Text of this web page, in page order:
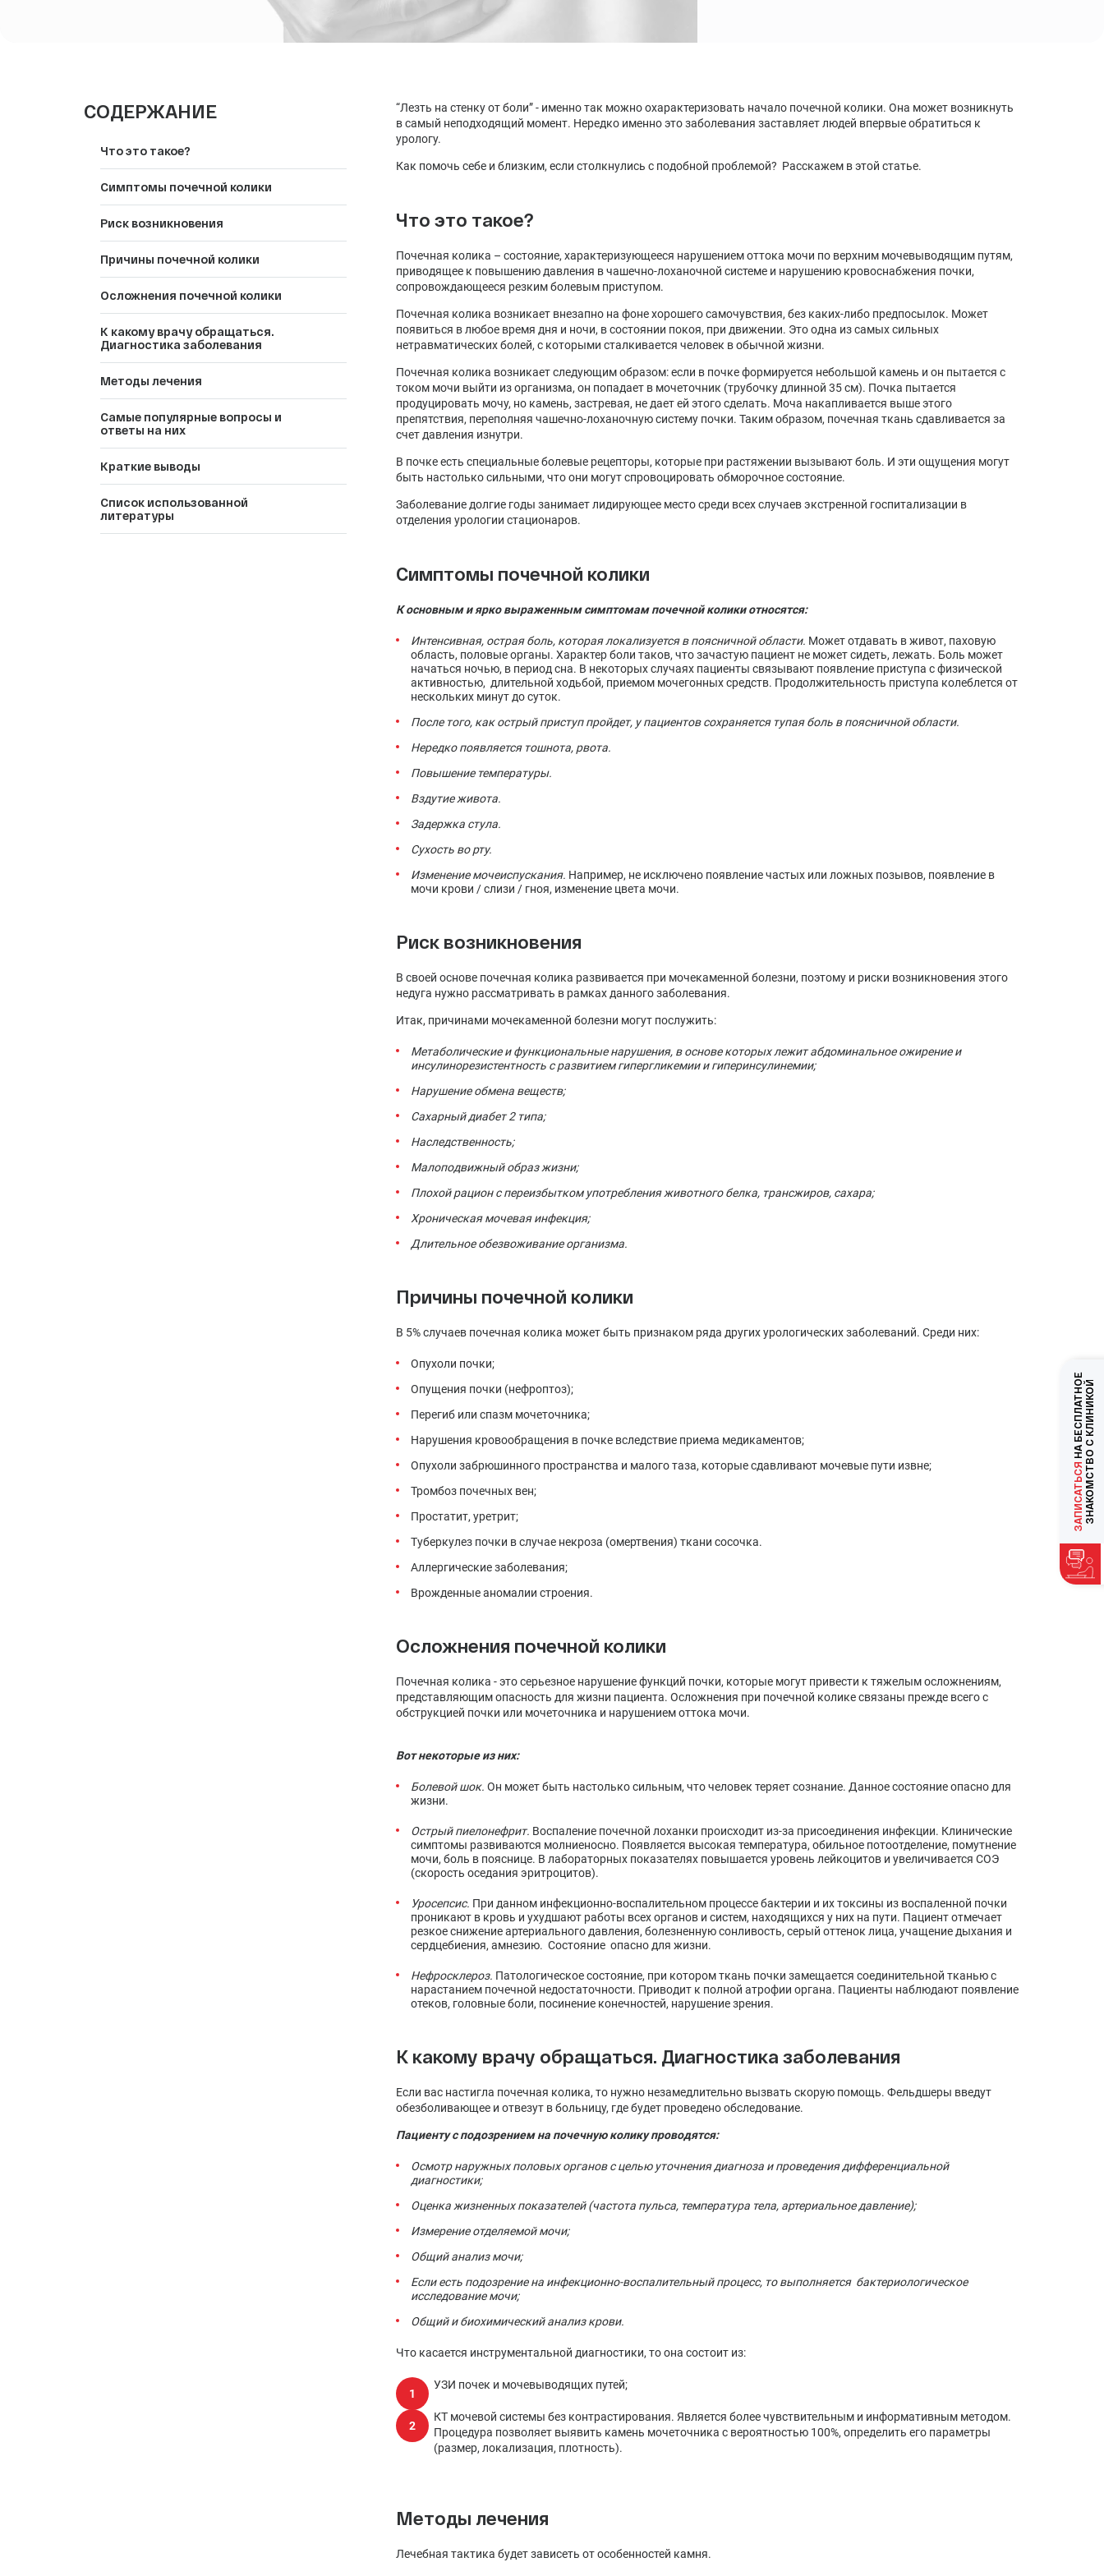
Лечение климакса
СОДЕРЖАНИЕ
Что это такое?
Симптомы почечной колики
Риск возникновения
Причины почечной колики
Осложнения почечной колики
К какому врачу обращаться.
Диагностика заболевания
Методы лечения
Самые популярные вопросы и
ответы на них
Краткие выводы
Список использованной
литературы
“Лезть на стенку от боли” - именно так можно охарактеризовать начало почечной колики. Она может возникнуть
в самый неподходящий момент. Нередко именно это заболевания заставляет людей впервые обратиться к
урологу.
Как помочь себе и близким, если столкнулись с подобной проблемой? Расскажем в этой статье.
Что это такое?
Почечная колика – состояние, характеризующееся нарушением оттока мочи по верхним мочевыводящим путям,
приводящее к повышению давления в чашечно-лоханочной системе и нарушению кровоснабжения почки,
сопровождающееся резким болевым приступом.
Почечная колика возникает внезапно на фоне хорошего самочувствия, без каких-либо предпосылок. Может
появиться в любое время дня и ночи, в состоянии покоя, при движении. Это одна из самых сильных
нетравматических болей, с которыми сталкивается человек в обычной жизни.
Почечная колика возникает следующим образом: если в почке формируется небольшой камень и он пытается с
током мочи выйти из организма, он попадает в мочеточник (трубочку длинной 35 см). Почка пытается
продуцировать мочу, но камень, застревая, не дает ей этого сделать. Моча накапливается выше этого
препятствия, переполняя чашечно-лоханочную систему почки. Таким образом, почечная ткань сдавливается за
счет давления изнутри.
В почке есть специальные болевые рецепторы, которые при растяжении вызывают боль. И эти ощущения могут
быть настолько сильными, что они могут спровоцировать обморочное состояние.
Заболевание долгие годы занимает лидирующее место среди всех случаев экстренной госпитализации в
отделения урологии стационаров.
Симптомы почечной колики
К основным и ярко выраженным симптомам почечной колики относятся:
Интенсивная, острая боль, которая локализуется в поясничной области. Может отдавать в живот, паховую
область, половые органы. Характер боли таков, что зачастую пациент не может сидеть, лежать. Боль может
начаться ночью, в период сна. В некоторых случаях пациенты связывают появление приступа с физической
активностью, длительной ходьбой, приемом мочегонных средств. Продолжительность приступа колеблется от
нескольких минут до суток.
После того, как острый приступ пройдет, у пациентов сохраняется тупая боль в поясничной области.
Нередко появляется тошнота, рвота.
Повышение температуры.
Вздутие живота.
Задержка стула.
Сухость во рту.
Изменение мочеиспускания. Например, не исключено появление частых или ложных позывов, появление в
мочи крови / слизи / гноя, изменение цвета мочи.
Риск возникновения
В своей основе почечная колика развивается при мочекаменной болезни, поэтому и риски возникновения этого
недуга нужно рассматривать в рамках данного заболевания.
Итак, причинами мочекаменной болезни могут послужить:
Метаболические и функциональные нарушения, в основе которых лежит абдоминальное ожирение и
инсулинорезистентность с развитием гипергликемии и гиперинсулинемии;
Нарушение обмена веществ;
Сахарный диабет 2 типа;
Наследственность;
Малоподвижный образ жизни;
Плохой рацион с переизбытком употребления животного белка, трансжиров, сахара;
Хроническая мочевая инфекция;
Длительное обезвоживание организма.
Причины почечной колики
В 5% случаев почечная колика может быть признаком ряда других урологических заболеваний. Среди них:
Опухоли почки;
Опущения почки (нефроптоз);
Перегиб или спазм мочеточника;
Нарушения кровообращения в почке вследствие приема медикаментов;
Опухоли забрюшинного пространства и малого таза, которые сдавливают мочевые пути извне;
Тромбоз почечных вен;
Простатит, уретрит;
Туберкулез почки в случае некроза (омертвения) ткани сосочка.
Аллергические заболевания;
Врожденные аномалии строения.
Осложнения почечной колики
Почечная колика - это серьезное нарушение функций почки, которые могут привести к тяжелым осложнениям,
представляющим опасность для жизни пациента. Осложнения при почечной колике связаны прежде всего с
обструкцией почки или мочеточника и нарушением оттока мочи.
Вот некоторые из них:
Болевой шок. Он может быть настолько сильным, что человек теряет сознание. Данное состояние опасно для
жизни.
Острый пиелонефрит. Воспаление почечной лоханки происходит из-за присоединения инфекции. Клинические
симптомы развиваются молниеносно. Появляется высокая температура, обильное потоотделение, помутнение
мочи, боль в пояснице. В лабораторных показателях повышается уровень лейкоцитов и увеличивается СОЭ
(скорость оседания эритроцитов).
Уросепсис. При данном инфекционно-воспалительном процессе бактерии и их токсины из воспаленной почки
проникают в кровь и ухудшают работы всех органов и систем, находящихся у них на пути. Пациент отмечает
резкое снижение артериального давления, болезненную сонливость, серый оттенок лица, учащение дыхания и
сердцебиения, амнезию. Состояние опасно для жизни.
Нефросклероз. Патологическое состояние, при котором ткань почки замещается соединительной тканью с
нарастанием почечной недостаточности. Приводит к полной атрофии органа. Пациенты наблюдают появление
отеков, головные боли, посинение конечностей, нарушение зрения.
К какому врачу обращаться. Диагностика заболевания
Если вас настигла почечная колика, то нужно незамедлительно вызвать скорую помощь. Фельдшеры введут
обезболивающее и отвезут в больницу, где будет проведено обследование.
Пациенту с подозрением на почечную колику проводятся:
Осмотр наружных половых органов с целью уточнения диагноза и проведения дифференциальной
диагностики;
Оценка жизненных показателей (частота пульса, температура тела, артериальное давление);
Измерение отделяемой мочи;
Общий анализ мочи;
Если есть подозрение на инфекционно-воспалительный процесс, то выполняется бактериологическое
исследование мочи;
Общий и биохимический анализ крови.
Что касается инструментальной диагностики, то она состоит из:
УЗИ почек и мочевыводящих путей;
КТ мочевой системы без контрастирования. Является более чувствительным и информативным методом.
Процедура позволяет выявить камень мочеточника с вероятностью 100%, определить его параметры
(размер, локализация, плотность).
Методы лечения
Лечебная тактика будет зависеть от особенностей камня.
ЗАПИСАТЬСЯ
НА БЕСПЛАТНОЕЗНАКОМСТВО С КЛИНИКОЙ